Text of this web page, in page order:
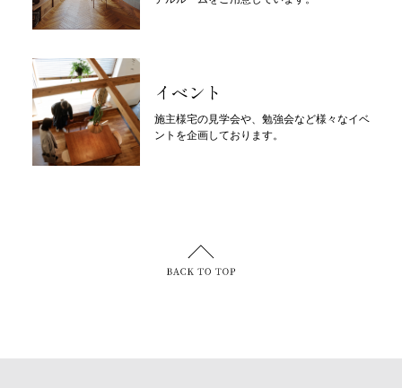
イベント
施主様宅の見学会や、勉強会など様々なイベ
ントを企画しております。